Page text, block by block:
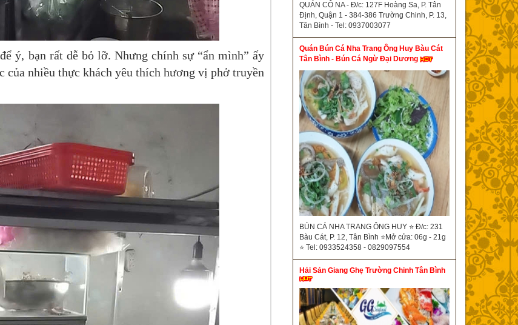
ý, bạn rất dễ bỏ lỡ. Nhưng chính sự “ẩn mình” ấy
nhiều thực khách yêu thích hương vị phở truyền
QUÁN CÔ NA - Đ/c: 127F Hoàng Sa, P. Tân
Định, Quận 1 - 384-386 Trường Chinh, P. 13,
Tân Bình - Tel: 0937003077
Quán Bún Cá Nha Trang Ông Huy Bàu Cát
Tân Bình - Bún Cá Ngừ Đại Dương
BÚN CÁ NHA TRANG ÔNG HUY ⭐ Đ/c: 231
Bàu Cát, P. 12, Tân Bình ⭐Mở cửa: 06g - 21g
⭐ Tel: 0933524358 - 0829097554
Hải Sản Giang Ghẹ Trường Chinh Tân Bình